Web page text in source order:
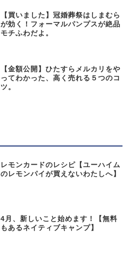
【買いました】冠婚葬祭はしまむら
が効く！フォーマルパンプスが絶品
モチふわだよ。
【金額公開】ひたすらメルカリをや
ってわかった、高く売れる５つのコ
ツ。
レモンカードのレシピ【ユーハイム
のレモンパイが買えないわたしへ】
4月、新しいこと始めます！【無料
もあるネイティブキャンプ】